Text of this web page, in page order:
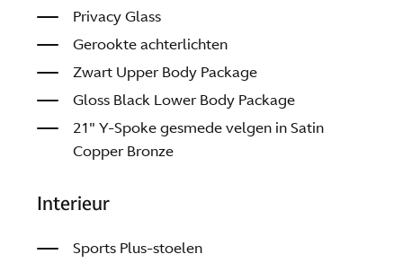
Privacy Glass
Gerookte achterlichten
Zwart Upper Body Package
Gloss Black Lower Body Package
21″ Y-Spoke gesmede velgen in Satin
Copper Bronze
Interieur
Sports Plus-stoelen